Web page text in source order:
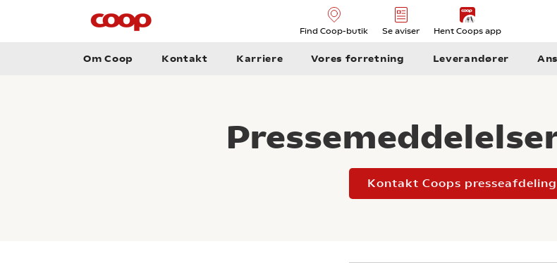
Find Coop-butik Se aviser Hent Coops app
Om Coop Kontakt Karriere Vores forretning Leverandører
Kontakt Coops